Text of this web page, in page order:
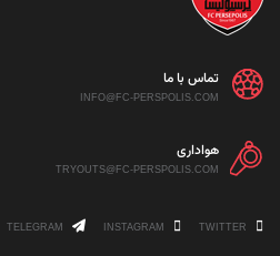
تماس با ما
INFO@FC-PERSPOLIS.COM
هواداری
TRYOUTS@FC-PERSPOLIS.COM